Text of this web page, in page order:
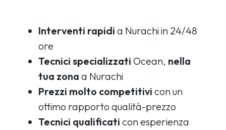
Interventi rapidi a Nurachi in 24/48
ore
Tecnici specializzati Ocean, nella
tua zona a Nurachi
Prezzi molto competitivi con un
ottimo rapporto qualità-prezzo
Tecnici qualificati con esperienza